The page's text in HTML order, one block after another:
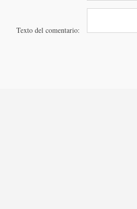
Texto del comentario: